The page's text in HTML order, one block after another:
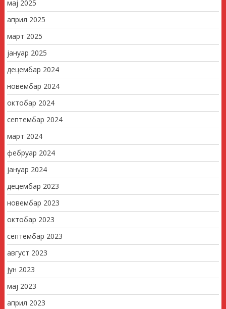
мај 2025
април 2025
март 2025
јануар 2025
децембар 2024
новембар 2024
октобар 2024
септембар 2024
март 2024
фебруар 2024
јануар 2024
децембар 2023
новембар 2023
октобар 2023
септембар 2023
август 2023
јун 2023
мај 2023
април 2023